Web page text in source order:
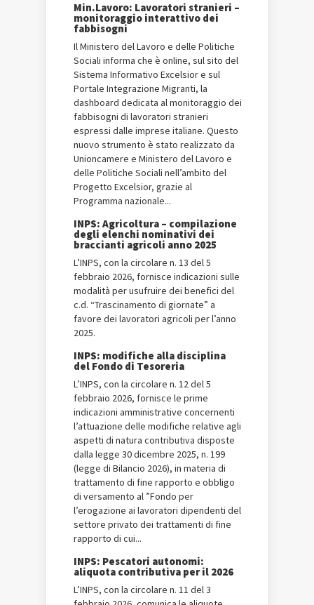
Min.Lavoro: Lavoratori stranieri –
monitoraggio interattivo dei
fabbisogni
Il Ministero del Lavoro e delle Politiche
Sociali informa che è online, sul sito del
Sistema Informativo Excelsior e sul
Portale Integrazione Migranti, la
dashboard dedicata al monitoraggio dei
fabbisogni di lavoratori stranieri
espressi dalle imprese italiane. Questo
nuovo strumento è stato realizzato da
Unioncamere e Ministero del Lavoro e
delle Politiche Sociali nell’ambito del
Progetto Excelsior, grazie al
Programma nazionale...
INPS: Agricoltura – compilazione
degli elenchi nominativi dei
braccianti agricoli anno 2025
L’INPS, con la circolare n. 13 del 5
febbraio 2026, fornisce indicazioni sulle
modalità per usufruire dei benefici del
c.d. “Trascinamento di giornate” a
favore dei lavoratori agricoli per l’anno
2025.
INPS: modifiche alla disciplina
del Fondo di Tesoreria
L’INPS, con la circolare n. 12 del 5
febbraio 2026, fornisce le prime
indicazioni amministrative concernenti
l’attuazione delle modifiche relative agli
aspetti di natura contributiva disposte
dalla legge 30 dicembre 2025, n. 199
(legge di Bilancio 2026), in materia di
trattamento di fine rapporto e obbligo
di versamento al ”Fondo per
l’erogazione ai lavoratori dipendenti del
settore privato dei trattamenti di fine
rapporto di cui...
INPS: Pescatori autonomi:
aliquota contributiva per il 2026
L’INPS, con la circolare n. 11 del 3